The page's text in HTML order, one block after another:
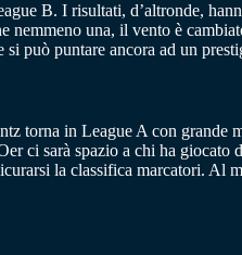
B. I risultati, d’altronde,
una, il vento è
può puntare ancora ad un
torna in League A con
sarà spazio a chi ha giocato
la classifica marcatori.